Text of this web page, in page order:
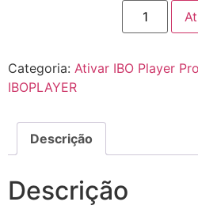
Categoria: Ativar IBO Player Pro
IBOPLAYER
Descrição
Descrição